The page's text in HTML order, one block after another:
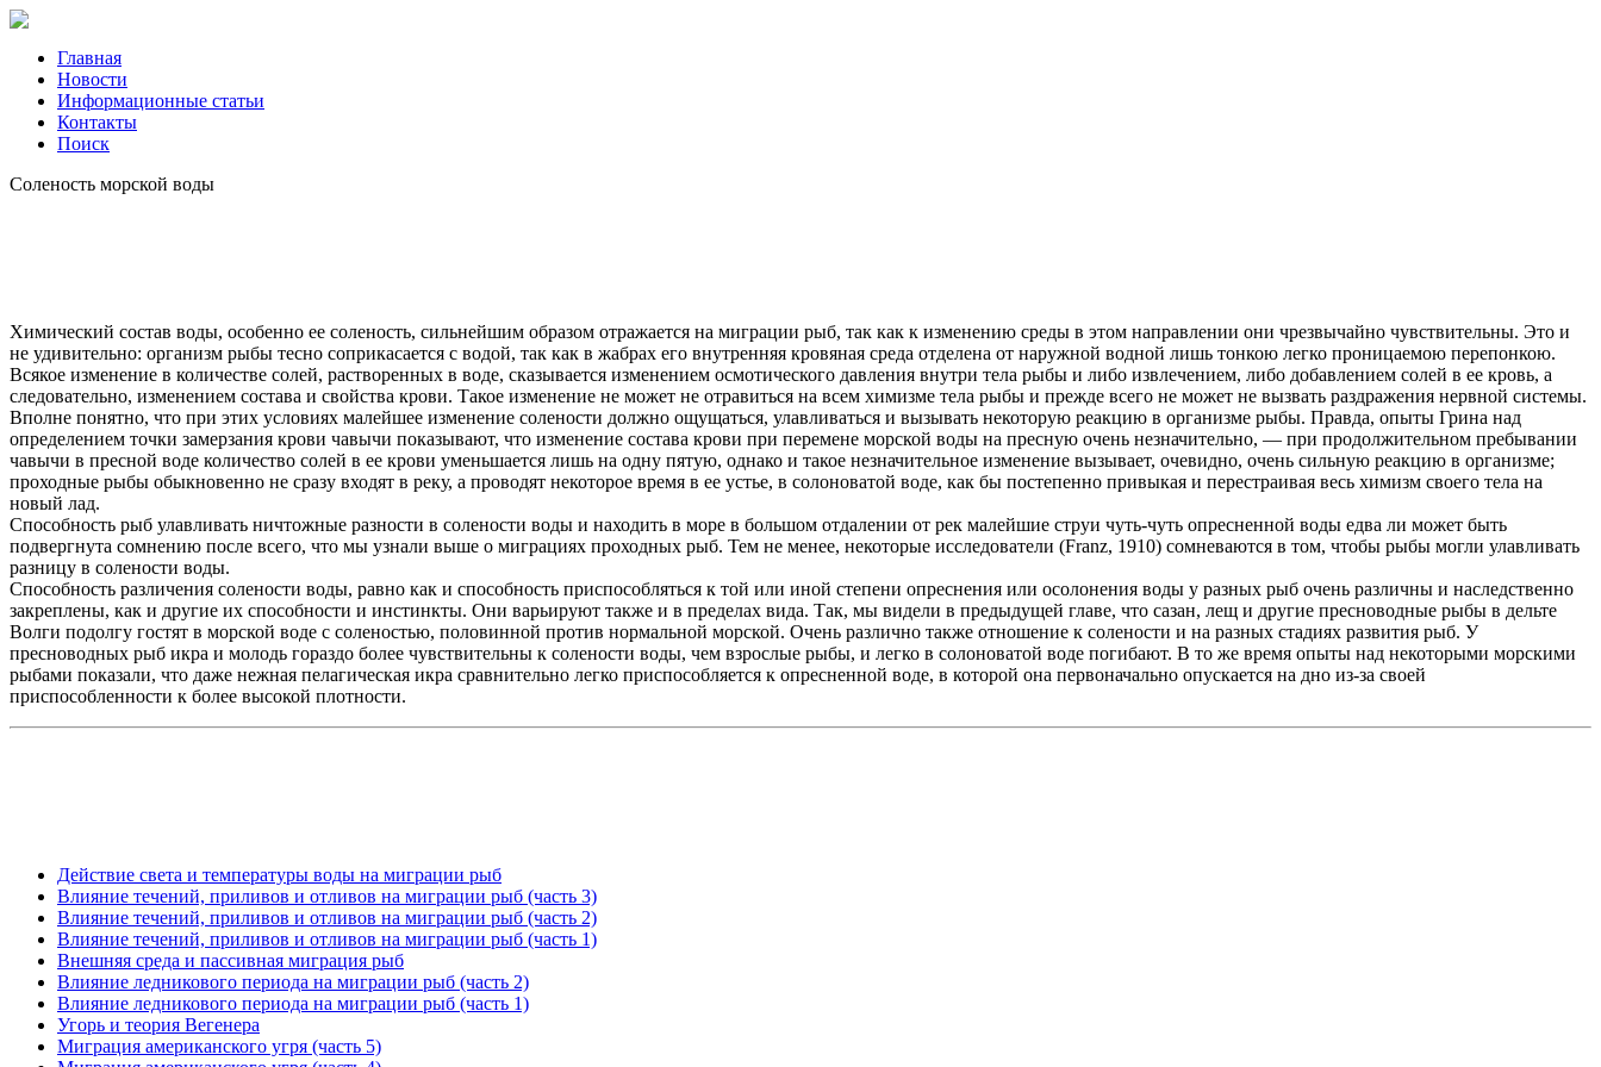
Главная
Новости
Информационные статьи
Контакты
Поиск
Соленость морской воды
Химический состав воды, особенно ее соленость, сильнейшим образом отражается на миграции рыб, так как к изменению среды в этом направлении они чрезвычайно чувствительны. Это и
не удивительно: организм рыбы тесно соприкасается с водой, так как в жабрах его внутренняя кровяная среда отделена от наружной водной лишь тонкою легко проницаемою перепонкою.
Всякое изменение в количестве солей, растворенных в воде, сказывается изменением осмотического давления внутри тела рыбы и либо извлечением, либо добавлением солей в ее кровь, а
следовательно, изменением состава и свойства крови. Такое изменение не может не отравиться на всем химизме тела рыбы и прежде всего не может не вызвать раздражения нервной системы.
Вполне понятно, что при этих условиях малейшее изменение солености должно ощущаться, улавливаться и вызывать некоторую реакцию в организме рыбы. Правда, опыты Грина над
определением точки замерзания крови чавычи показывают, что изменение состава крови при перемене морской воды на пресную очень незначительно, — при продолжительном пребывании
чавычи в пресной воде количество солей в ее крови уменьшается лишь на одну пятую, однако и такое незначительное изменение вызывает, очевидно, очень сильную реакцию в организме;
проходные рыбы обыкновенно не сразу входят в реку, а проводят некоторое время в ее устье, в солоноватой воде, как бы постепенно привыкая и перестраивая весь химизм своего тела на
новый лад.
Способность рыб улавливать ничтожные разности в солености воды и находить в море в большом отдалении от рек малейшие струи чуть-чуть опресненной воды едва ли может быть
подвергнута сомнению после всего, что мы узнали выше о миграциях проходных рыб. Тем не менее, некоторые исследователи (Franz, 1910) сомневаются в том, чтобы рыбы могли улавливать
разницу в солености воды.
Способность различения солености воды, равно как и способность приспособляться к той или иной степени опреснения или осолонения воды у разных рыб очень различны и наследственно
закреплены, как и другие их способности и инстинкты. Они варьируют также и в пределах вида. Так, мы видели в предыдущей главе, что сазан, лещ и другие пресноводные рыбы в дельте
Волги подолгу гостят в морской воде с соленостью, половинной против нормальной морской. Очень различно также отношение к солености и на разных стадиях развития рыб. У
пресноводных рыб икра и молодь гораздо более чувствительны к солености воды, чем взрослые рыбы, и легко в солоноватой воде погибают. В то же время опыты над некоторыми морскими
рыбами показали, что даже нежная пелагическая икра сравнительно легко приспособляется к опресненной воде, в которой она первоначально опускается на дно из-за своей
приспособленности к более высокой плотности.
Действие света и температуры воды на миграции рыб
Влияние течений, приливов и отливов на миграции рыб (часть 3)
Влияние течений, приливов и отливов на миграции рыб (часть 2)
Влияние течений, приливов и отливов на миграции рыб (часть 1)
Внешняя среда и пассивная миграция рыб
Влияние ледникового периода на миграции рыб (часть 2)
Влияние ледникового периода на миграции рыб (часть 1)
Угорь и теория Вегенера
Миграция американского угря (часть 5)